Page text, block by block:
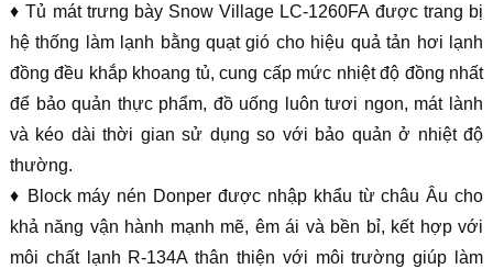
♦ Tủ mát trưng bày Snow Village LC-1260FA được trang bị
hệ thống làm lạnh bằng quạt gió cho hiệu quả tản hơi lạnh
đồng đều khắp khoang tủ, cung cấp mức nhiệt độ đồng nhất
để bảo quản thực phẩm, đồ uống luôn tươi ngon, mát lành
và kéo dài thời gian sử dụng so với bảo quản ở nhiệt độ
thường.
♦ Block máy nén Donper được nhập khẩu từ châu Âu cho
khả năng vận hành mạnh mẽ, êm ái và bền bỉ, kết hợp với
môi chất lạnh R-134A thân thiện với môi trường giúp làm